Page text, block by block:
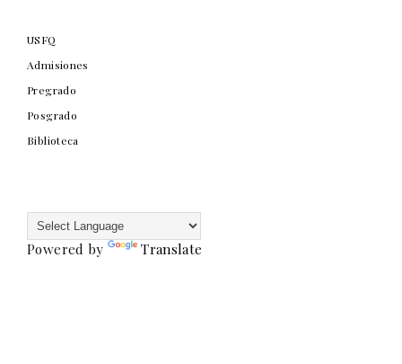
USFQ
Admisiones
Pregrado
Posgrado
Biblioteca
Powered by Translate